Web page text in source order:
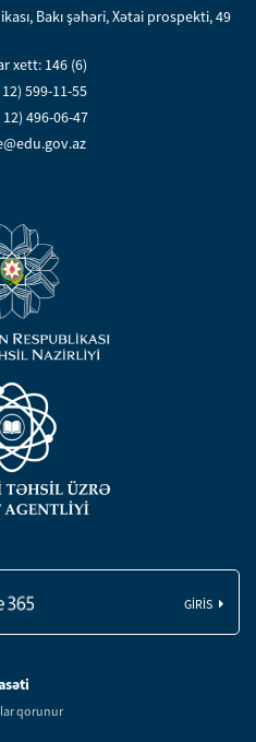
Bakı şəhəri, Xətai prospekti, 49
xett: 146 (6)
599-11-55
12) 496-06-47
GIRIS
qorunur